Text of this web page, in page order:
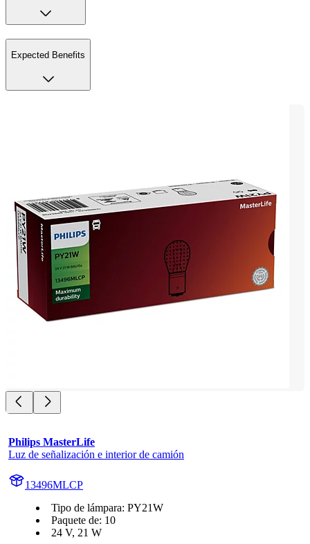
Expected Benefits
Philips MasterLife
Luz de señalización e interior de camión
13496MLCP
Tipo de lámpara: PY21W
Paquete de: 10
24 V, 21 W